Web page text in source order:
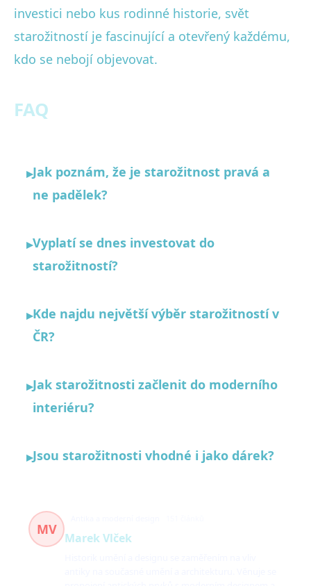
investici nebo kus rodinné historie, svět
starožitností je fascinující a otevřený každému,
kdo se nebojí objevovat.
FAQ
▸Jak poznám, že je starožitnost pravá a
ne padělek?
▸Vyplatí se dnes investovat do
starožitností?
▸Kde najdu největší výběr starožitností v
ČR?
▸Jak starožitnosti začlenit do moderního
interiéru?
▸Jsou starožitnosti vhodné i jako dárek?
MV
Marek Vlček